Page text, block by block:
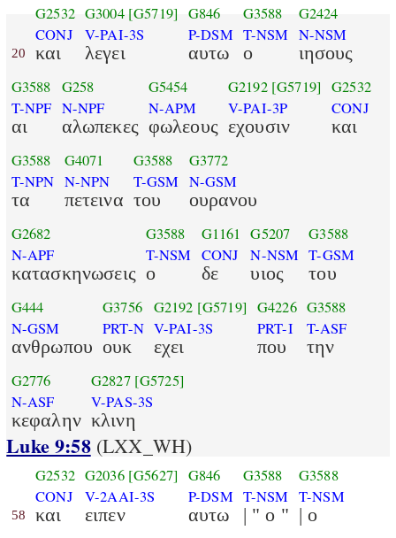
20
G2532
CONJ
και
G3004 [G5719]
V-PAI-3S
λεγει
G846
P-DSM
αυτω
G3588
T-NSM
ο
G2424
N-NSM
ιησους
G3588
T-NPF
αι
G258
N-NPF
αλωπεκες
G5454
N-APM
φωλεους
G2192 [G5719]
V-PAI-3P
εχουσιν
G2532
CONJ
και
G3588
T-NPN
τα
G4071
N-NPN
πετεινα
G3588
T-GSM
του
G3772
N-GSM
ουρανου
G2682
N-APF
κατασκηνωσεις
G3588
T-NSM
ο
G1161
CONJ
δε
G5207
N-NSM
υιος
G3588
T-GSM
του
G444
N-GSM
ανθρωπου
G3756
PRT-N
ουκ
G2192 [G5719]
V-PAI-3S
εχει
G4226
PRT-I
που
G3588
T-ASF
την
G2776
N-ASF
κεφαλην
G2827 [G5725]
V-PAS-3S
κλινη
Luke 9:58(LXX_WH)
58
G2532
CONJ
και
G2036 [G5627]
V-2AAI-3S
ειπεν
G846
P-DSM
αυτω
G3588
T-NSM
| " ο "
G3588
T-NSM
| ο